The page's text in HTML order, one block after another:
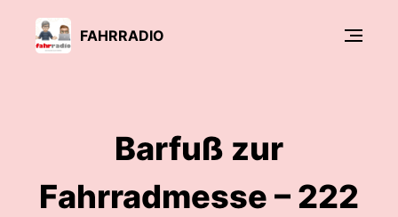
FAHRRADIO
Barfuß zur
Fahrradmesse – 222